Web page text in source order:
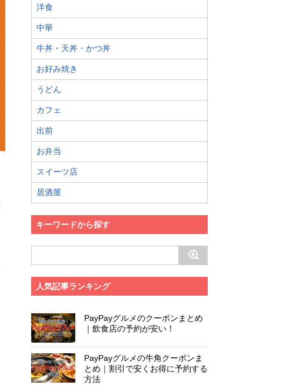
洋食
中華
牛丼・天丼・かつ丼
お好み焼き
うどん
カフェ
出前
お弁当
スイーツ店
居酒屋
キーワードから探す
人気記事ランキング
PayPayグルメのクーポンまとめ
｜飲食店の予約が安い！
PayPayグルメの牛角クーポンま
とめ｜割引で安くお得に予約する
方法